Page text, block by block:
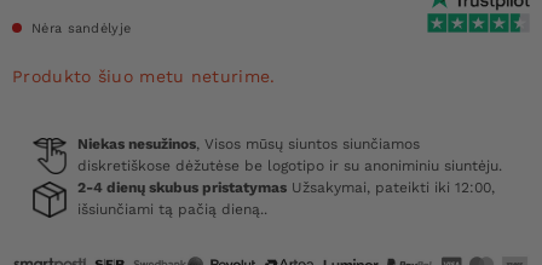
Nėra sandėlyje
Produkto šiuo metu neturime.
Niekas nesužinos, Visos mūsų siuntos siunčiamos
diskretiškose dėžutėse be logotipo ir su anoniminiu siuntėju.
2-4 dienų skubus pristatymas Užsakymai, pateikti iki 12:00,
išsiunčiami tą pačią dieną..